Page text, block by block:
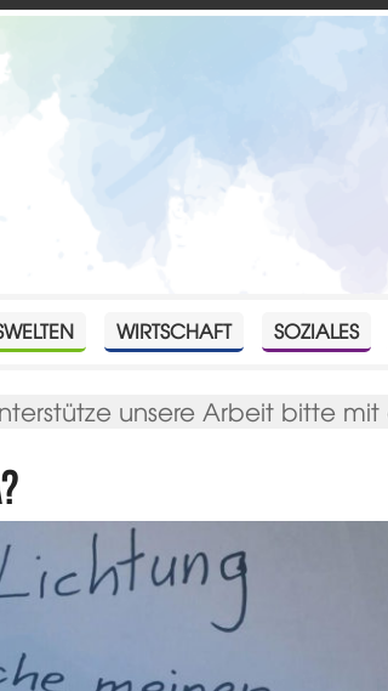
WIRTSCHAFT SOZIALES
unsere Arbeit bitte